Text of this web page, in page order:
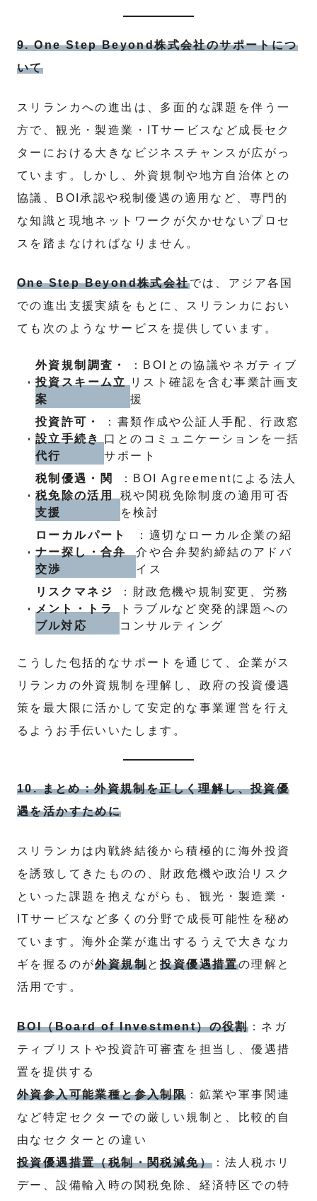
9. One Step Beyond株式会社のサポートにつ
いて
スリランカへの進出は、多面的な課題を伴う一
方で、観光・製造業・ITサービスなど成長セク
ターにおける大きなビジネスチャンスが広がっ
ています。しかし、外資規制や地方自治体との
協議、BOI承認や税制優遇の適用など、専門的
な知識と現地ネットワークが欠かせないプロセ
スを踏まなければなりません。
One Step Beyond株式会社では、アジア各国
での進出支援実績をもとに、スリランカにおい
ても次のようなサービスを提供しています。
外資規制調査・
投資スキーム立
案
：BOIとの協議やネガティブ
リスト確認を含む事業計画支
援
投資許可・
設立手続き
代行
：書類作成や公証人手配、行政窓
口とのコミュニケーションを一括
サポート
税制優遇・関
税免除の活用
支援
：BOI Agreementによる法人
税や関税免除制度の適用可否
を検討
ローカルパート
ナー探し・合弁
交渉
：適切なローカル企業の紹
介や合弁契約締結のアドバ
イス
リスクマネジ
メント・トラ
ブル対応
：財政危機や規制変更、労務
トラブルなど突発的課題への
コンサルティング
こうした包括的なサポートを通じて、企業がス
リランカの外資規制を理解し、政府の投資優遇
策を最大限に活かして安定的な事業運営を行え
るようお手伝いいたします。
10. まとめ：外資規制を正しく理解し、投資優
遇を活かすために
スリランカは内戦終結後から積極的に海外投資
を誘致してきたものの、財政危機や政治リスク
といった課題を抱えながらも、観光・製造業・
ITサービスなど多くの分野で成長可能性を秘め
ています。海外企業が進出するうえで大きなカ
ギを握るのが外資規制と投資優遇措置の理解と
活用です。
BOI（Board of Investment）の役割：ネガ
ティブリストや投資許可審査を担当し、優遇措
置を提供する
外資参入可能業種と参入制限 ：鉱業や軍事関連
など特定セクターでの厳しい規制と、比較的自
由なセクターとの違い
投資優遇措置（税制・関税減免） ：法人税ホリ
デー、設備輸入時の関税免除、経済特区での特